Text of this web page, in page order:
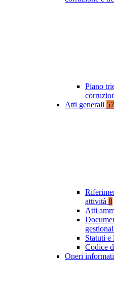
Piano
Atti generali 57
attività 8
Atti
Statuti e
Codice
Oneri